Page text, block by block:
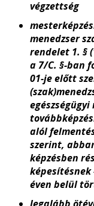
végzettség
menedzser
rendelet 1. §
a 7/C. §-ban
01-je előtt
alól
szerint,
képzésben
éven belül